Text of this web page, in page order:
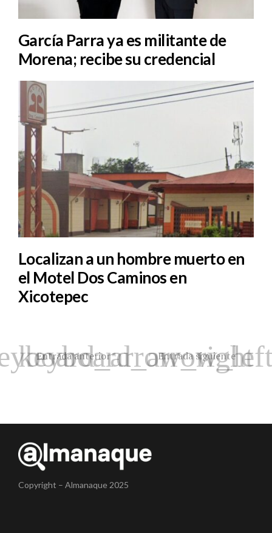
García Parra ya es militante de
Morena; recibe su credencial
Localizan a un hombre muerto en
el Motel Dos Caminos en
Xicotepec
Entrada anterior Entrada siguiente
Copyright – Almanaque 2025